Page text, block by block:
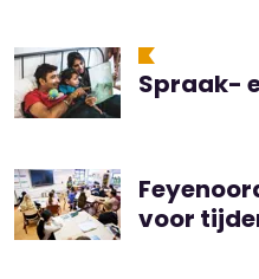
Spraak-
voor